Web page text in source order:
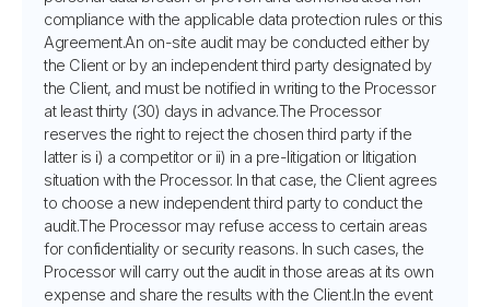
compliance with the applicable data protection rules or this
Agreement.An on-site audit may be conducted either by
the Client or by an independent third party designated by
the Client, and must be notified in writing to the Processor
at least thirty (30) days in advance.The Processor
reserves the right to reject the chosen third party if the
latter is i) a competitor or ii) in a pre-litigation or litigation
situation with the Processor. In that case, the Client agrees
to choose a new independent third party to conduct the
audit.The Processor may refuse access to certain areas
for confidentiality or security reasons. In such cases, the
Processor will carry out the audit in those areas at its own
expense and share the results with the Client.In the event